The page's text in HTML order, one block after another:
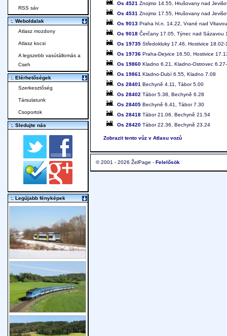
Os 4521 Znojmo 14.55, Hrušovany nad
Os 4531 Znojmo 17.55, Hrušovany nad
Os 9013 Praha hl.n. 14.22, Vrané nad
Os 9018 Čerčany 17.05, Týnec nad
Os 19735 Středokluky 17.46, Hostivice
Os 19736 Praha-Dejvice 16.50, Hostivice
Os 19860 Kladno 6.21, Kladno-Ostrovec
Os 19861 Kladno-Dubí 6.55, Kladno 7.08
Os 28401 Bechyně 4.11, Tábor 5.00
Os 28402 Tábor 5.38, Bechyně 6.28
Os 28405 Bechyně 6.41, Tábor 7.30
Os 28418 Tábor 21.06, Bechyně 21.54
Os 28420 Tábor 22.36, Bechyně 23.24
Zobrazit tento vůz v Atlasu vozů
© 2001 - 2026 ŽelPage - Felelősök
RSS sáv
:. Weboldalak
Atlasz mozdony
Atlasz kocsi
A legszebb vasútállomás a
Cseh
:. Elérhetőségek
Szerkesztőség
Társulatunk
Csoportok
:. Sledujte nás
:. Legújabb fényképek